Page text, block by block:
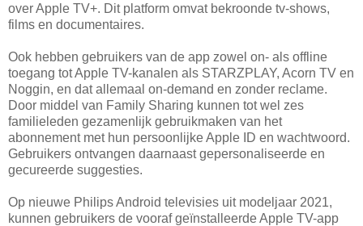
over Apple TV+. Dit platform omvat bekroonde tv-shows,
films en documentaires.
Ook hebben gebruikers van de app zowel on- als offline
toegang tot Apple TV-kanalen als STARZPLAY, Acorn TV en
Noggin, en dat allemaal on-demand en zonder reclame.
Door middel van Family Sharing kunnen tot wel zes
familieleden gezamenlijk gebruikmaken van het
abonnement met hun persoonlijke Apple ID en wachtwoord.
Gebruikers ontvangen daarnaast gepersonaliseerde en
gecureerde suggesties.
Op nieuwe Philips Android televisies uit modeljaar 2021,
kunnen gebruikers de vooraf geïnstalleerde Apple TV-app